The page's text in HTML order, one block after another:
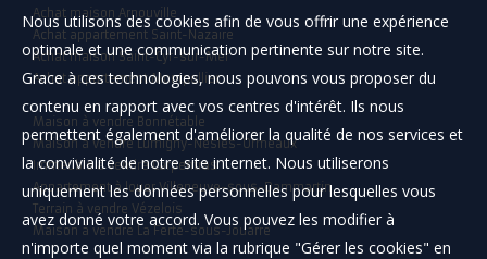
Achat maison Arnouville
Achat appartement Saint-Nazaire
Achat maison Saint-Cyr-sur-Mer
Achat appartement Montpellier
Maison à vendre Bonnétable
Maison à vendre Lumigny-Nesles-Ormeaux
Immeuble à vendre Carpentras
Appartement à louer Villeneuve-sous-Dammartin
Terrain à vendre Vézelois
Maison à vendre La Ferté-sous-Jouarre
Nous utilisons des cookies afin de vous offrir une expérience
optimale et une communication pertinente sur notre site.
Grace à ces technologies, nous pouvons vous proposer du
contenu en rapport avec vos centres d'intérêt. Ils nous
permettent également d'améliorer la qualité de nos services et
la convivialité de notre site internet. Nous utiliserons
uniquement les données personnelles pour lesquelles vous
avez donné votre accord. Vous pouvez les modifier à
n'importe quel moment via la rubrique "Gérer les cookies" en